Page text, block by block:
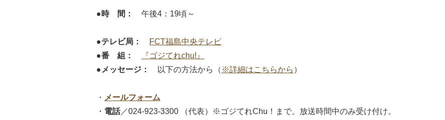
●時 間： 午後4：19頃～
●テレビ局：
FCT福島中央テレビ
●番 組：
『ゴジてれchu!』
●メッセージ：
以下の方法から（ ※詳細はこちらから ）
・ メールフォーム
・ 電話／024-923-3300 （代表）※ゴジてれChu！まで。放送時間中のみ受け付け。